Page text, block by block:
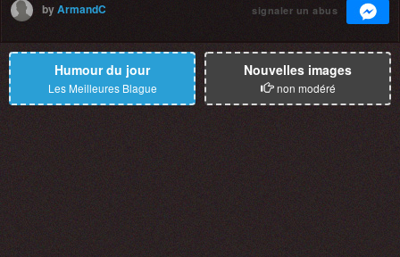
byArmandC signaler un abus
Humour du jour
Les Meilleures Blague
Nouvelles images
non modéré